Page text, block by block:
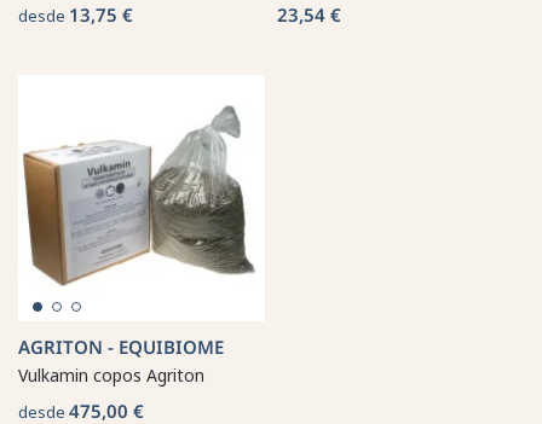
desde 13,75 € 23,54 €
AGRITON - EQUIBIOME
Vulkamin copos Agriton
desde 475,00 €